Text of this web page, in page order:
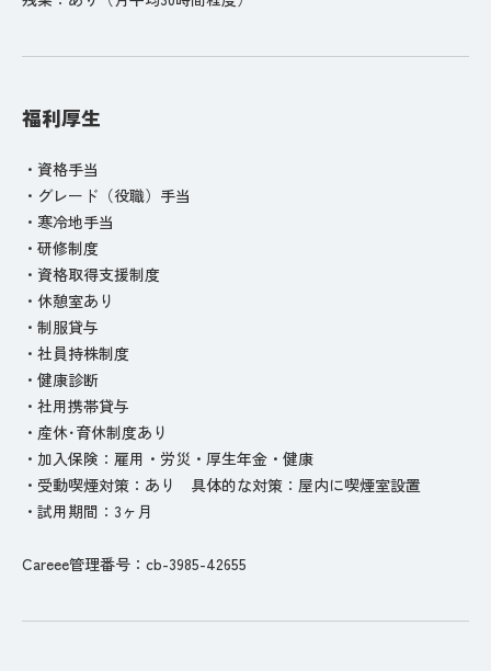
福利厚生
・資格手当
・グレード（役職）手当
・寒冷地手当
・研修制度
・資格取得支援制度
・休憩室あり
・制服貸与
・社員持株制度
・健康診断
・社用携帯貸与
・産休･育休制度あり
・加入保険：雇用・労災・厚生年金・健康
・受動喫煙対策：あり 具体的な対策：屋内に喫煙室設置
・試用期間：3ヶ月
Careee管理番号：cb-3985-42655